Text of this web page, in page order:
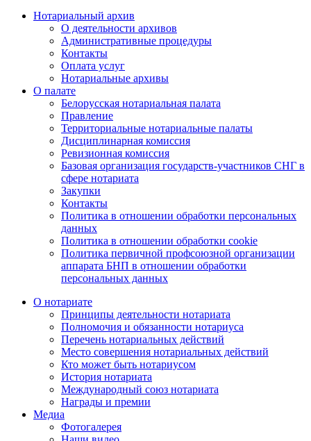
Нотариальный архив
О деятельности архивов
Административные процедуры
Контакты
Оплата услуг
Нотариальные архивы
О палате
Белорусская нотариальная палата
Правление
Территориальные нотариальные палаты
Дисциплинарная комиссия
Ревизионная комиссия
Базовая организация государств-участников СНГ в
сфере нотариата
Закупки
Контакты
Политика в отношении обработки персональных
данных
Политика в отношении обработки cookie
Политика первичной профсоюзной организации
аппарата БНП в отношении обработки
персональных данных
О нотариате
Принципы деятельности нотариата
Полномочия и обязанности нотариуса
Перечень нотариальных действий
Место совершения нотариальных действий
Кто может быть нотариусом
История нотариата
Международный союз нотариата
Награды и премии
Медиа
Фотогалерея